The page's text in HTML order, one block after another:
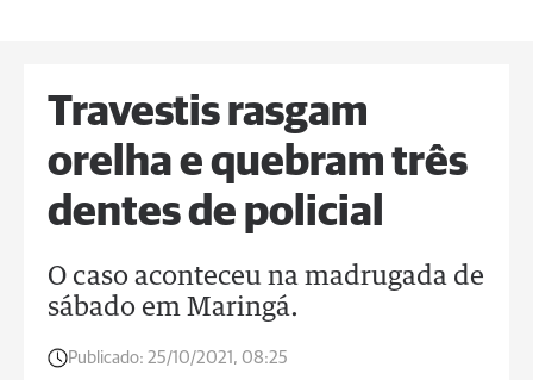
Travestis rasgam
orelha e quebram três
dentes de policial
O caso aconteceu na madrugada de
sábado em Maringá.
Publicado: 25/10/2021, 08:25